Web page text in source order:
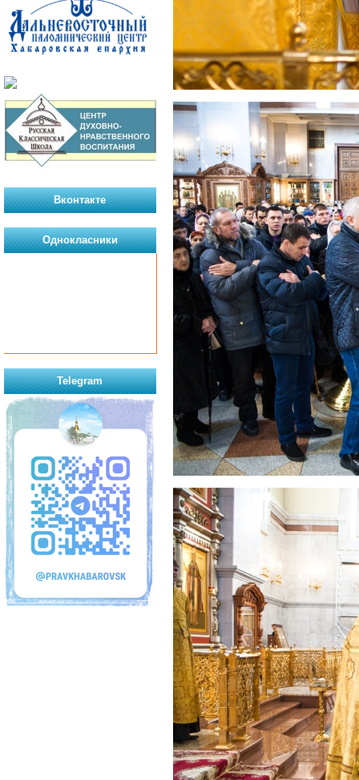
Вконтакте
Однокласники
Telegram